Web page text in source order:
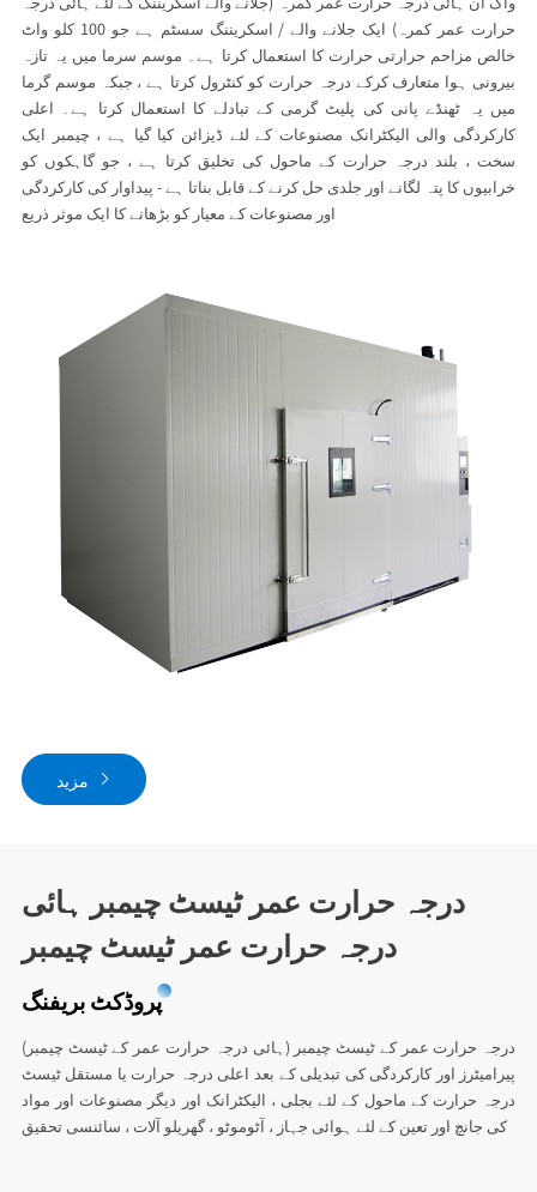
حرارت عمر کمرہ) ایک جلانے والے / اسکریننگ سسٹم ہے جو 100 کلو واٹ
خالص مزاحم حرارتی حرارت کا استعمال کرتا ہے۔ موسم سرما میں یہ تازہ
بیرونی ہوا متعارف کرکے درجہ حرارت کو کنٹرول کرتا ہے ، جبکہ موسم گرما
میں یہ ٹھنڈے پانی کی پلیٹ گرمی کے تبادلے کا استعمال کرتا ہے۔ اعلی
کارکردگی والی الیکٹرانک مصنوعات کے لئے ڈیزائن کیا گیا ہے ، چیمبر ایک
سخت ، بلند درجہ حرارت کے ماحول کی تخلیق کرتا ہے ، جو گاہکوں کو
خرابیوں کا پتہ لگانے اور جلدی حل کرنے کے قابل بناتا ہے - پیداوار کی کارکردگی
اور مصنوعات کے معیار کو بڑھانے کا ایک موثر ذریع
مزید
درجہ حرارت عمر ٹیسٹ چیمبر ہائی
درجہ حرارت عمر ٹیسٹ چیمبر
پروڈکٹ بریفنگ
درجہ حرارت عمر کے ٹیسٹ چیمبر (ہائی درجہ حرارت عمر کے ٹیسٹ چیمبر)
پیرامیٹرز اور کارکردگی کی تبدیلی کے بعد اعلی درجہ حرارت یا مستقل ٹیسٹ
درجہ حرارت کے ماحول کے لئے بجلی ، الیکٹرانک اور دیگر مصنوعات اور مواد
کی جانچ اور تعین کے لئے ہوائی جہاز ، آٹوموٹو ، گھریلو آلات ، سائنسی تحقیق